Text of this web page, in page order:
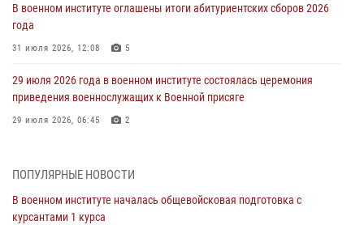
В военном институте оглашены итоги абитуриентских сборов 2026
года
31 июля 2026, 12:08 5
29 июля 2026 года в военном институте состоялась церемония
приведения военнослужащих к Военной присяге
29 июля 2026, 06:45 2
экзамен по вождению
ПОПУЛЯРНЫЕ НОВОСТИ
В военном институте началась общевойсковая подготовка с
курсантами 1 курса